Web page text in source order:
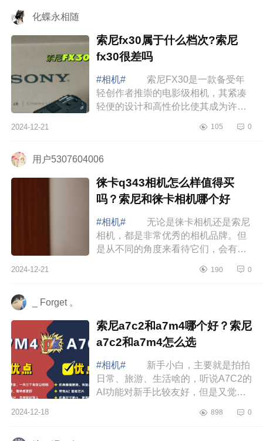
化蝶永相随
索尼fx30属于什么档次?索尼
fx30很差吗
#相机#
索尼FX30是一款备受年
轻创作者推崇的电影级相机，其紧凑
轻便的设计和高性价比使其成为许多
下面小编为大家介绍下索尼fx30属于
2024-12-21 105 0
用户5307604006
徕卡q343相机怎么样值得买
吗？索尼和徕卡相机哪个好
#相机#
无论是徕卡相机还是索尼
相机，都是非常优秀的相机品牌。但
是从不同的角度来看待它们，会有不
徕卡q343相机怎么样值得买吗？索尼
2024-12-21 190 0
_ Forget 。
索尼a7c2和a7m4哪个好？索尼
a7c2和a7m4怎么选
#相机#
新手小白，主要就是拍拍
日常、旅游、生活啥的，听说A7C2的
AI功能对新手比较友好，但是又觉得
大家介绍下索尼a7c2和a7m4哪个
2024-12-18 898 0